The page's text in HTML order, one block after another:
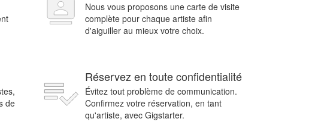
Nous vous proposons une carte de visite
complète pour chaque artiste afin
d'aiguiller au mieux votre choix.
de
Réservez en toute confidentialité
Évitez tout problème de communication.
Confirmez votre réservation, en tant
qu'artiste, avec Gigstarter.